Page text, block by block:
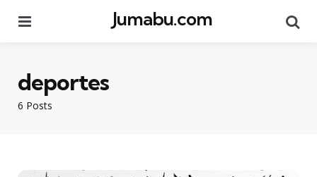
Jumabu.com
6 Posts
deportes